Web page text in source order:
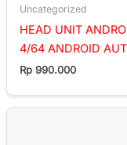
Uncategorized
HEAD UNIT
4/64 ANDROID
Rp 990.000